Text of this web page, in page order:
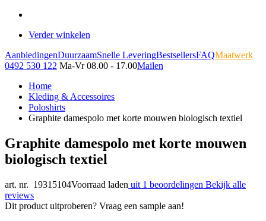
Verder winkelen
AanbiedingenDuurzaamSnelle LeveringBestsellersFAQMaatwerk
0492 530 122 Ma-Vr 08.00 - 17.00Mailen
Home
Kleding & Accessoires
Poloshirts
Graphite damespolo met korte mouwen biologisch textiel
Graphite damespolo met korte mouwen
biologisch textiel
art. nr. 19315104Voorraad laden uit 1 beoordelingen Bekijk alle
reviews
Dit product uitproberen? Vraag een sample aan!